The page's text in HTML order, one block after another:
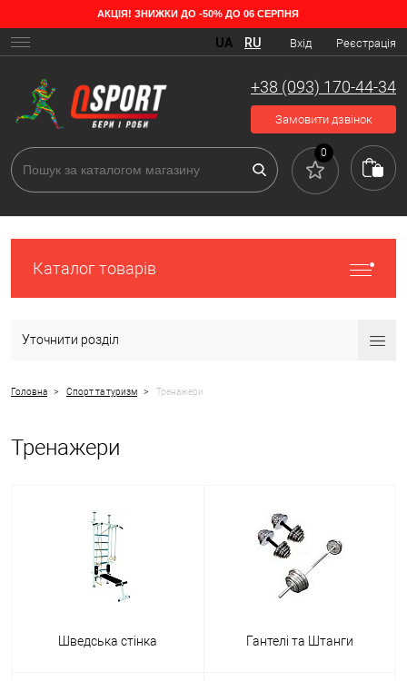
АКЦІЯ! ЗНИЖКИ ДО -50% ДО 06 СЕРПНЯ
Вхід Реєстрація
UA RU
+38 (093) 170-44-34
Замовити дзвінок
0
Каталог товарів
Уточнити розділ
Головна > Спорт та туризм > Тренажери
Тренажери
Шведська стінка Гантелі та Штанги